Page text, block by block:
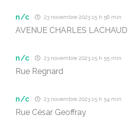
n/c 23 novembre 2023 15 h 56 min
AVENUE CHARLES LACHAUD
n/c 23 novembre 2023 15 h 55 min
Rue Regnard
n/c 23 novembre 2023 15 h 54 min
Rue César Geoffray